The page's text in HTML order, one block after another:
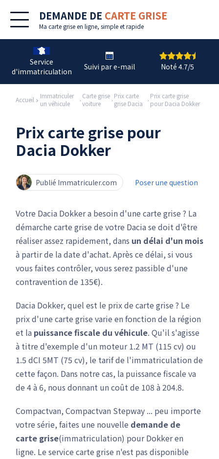
DEMANDE DE CARTE GRISE
Ma carte grise en ligne, simple et rapide
Service
d'immatriculation
Suivi par e-mail Noté 4.7/5
Accueil
Immatriculer
un véhicule
Carte grise
voiture
Prix carte
grise Dacia
Prix carte grise
pour Dacia Dokker
Prix carte grise pour
Dacia Dokker
Publié Immatriculer.com Poser une question
Votre Dacia Dokker a besoin d'une carte grise ? La
démarche carte grise de votre Dacia se doit d'être
réaliser assez rapidement, dans un délai d'un mois
à partir de la date d'achat. Après ce délai, si vous
vous faites contrôler, vous serez passible d'une
contravention de 135€).
Dacia Dokker, quel est le prix de carte grise ? Le
prix d'une carte grise varie en fonction de la région
et la puissance fiscale du véhicule. Qu'il s'agisse
à titre d'exemple d'un moteur 1.2 MT (115 cv) ou
1.5 dCI 5MT (75 cv), le tarif de l'immatriculation de
cette façon. Dans notre cas, la puissance fiscale va
de 4 à 6, nous donnant un coût de 108 à 204.8.
Compactvan, Compactvan Stepway ... peu importe
votre série, faites une nouvelle demande de
carte grise(immatriculation) pour Dokker en
ligne. Le service carte grise n'est pas disponible